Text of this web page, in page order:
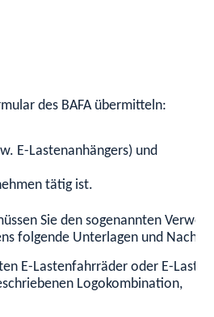
des BAFA übermitteln:
E-Lastenanhängers) und
tätig ist.
Sie den sogenannten
folgende Unterlagen und
E-Lastenfahrräder oder E-
Logokombination,